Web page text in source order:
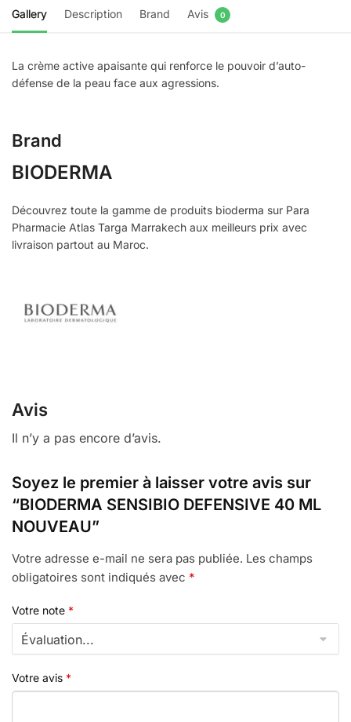
Gallery Description Brand Avis 0
La crème active apaisante qui renforce le pouvoir d’auto-
défense de la peau face aux agressions.
Brand
BIODERMA
Découvrez toute la gamme de produits bioderma sur Para
Pharmacie Atlas Targa Marrakech aux meilleurs prix avec
livraison partout au Maroc.
Avis
Il n’y a pas encore d’avis.
Soyez le premier à laisser votre avis sur
“BIODERMA SENSIBIO DEFENSIVE 40 ML
NOUVEAU”
Votre adresse e-mail ne sera pas publiée. Les champs
obligatoires sont indiqués avec *
Votre note *
Votre avis *